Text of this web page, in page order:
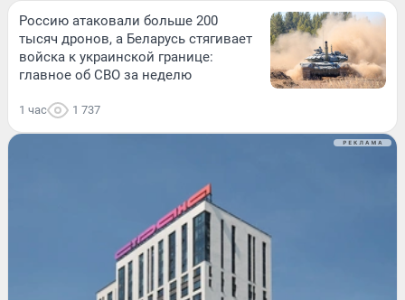
Россию атаковали больше 200
тысяч дронов, а Беларусь стягивает
войска к украинской границе:
главное об СВО за неделю
1 час 1 737